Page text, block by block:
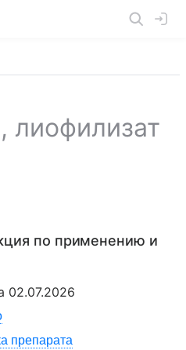
, лиофилизат
по применению и
02.07.2026
препарата